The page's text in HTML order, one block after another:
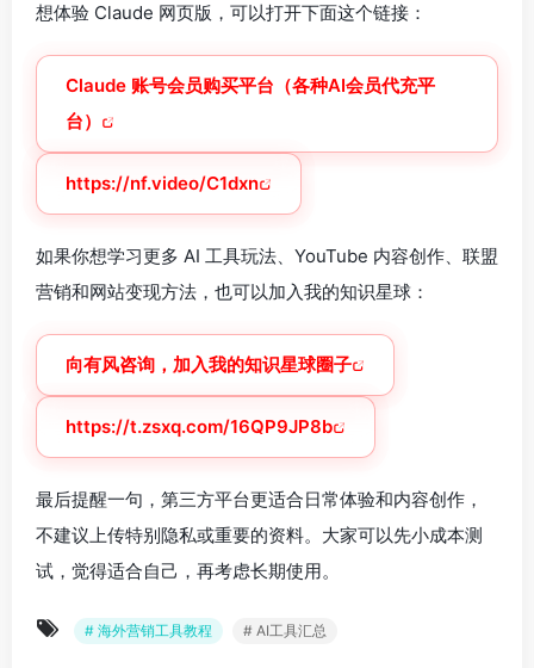
想体验 Claude 网页版，可以打开下面这个链接：
Claude 账号会员购买平台（各种AI会员代充平
台）
https://nf.video/C1dxn
如果你想学习更多 AI 工具玩法、YouTube 内容创作、联盟
营销和网站变现方法，也可以加入我的知识星球：
向有风咨询，加入我的知识星球圈子
https://t.zsxq.com/16QP9JP8b
最后提醒一句，第三方平台更适合日常体验和内容创作，
不建议上传特别隐私或重要的资料。大家可以先小成本测
试，觉得适合自己，再考虑长期使用。
# 海外营销工具教程 # AI工具汇总